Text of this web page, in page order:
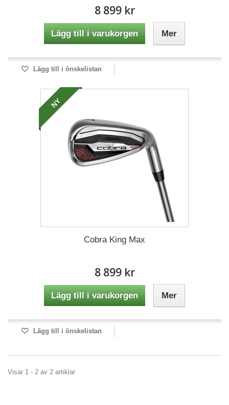
8 899 kr
Lägg till i varukorgen Mer
Lägg till i önskelistan
NY
Cobra King Max
8 899 kr
Lägg till i varukorgen Mer
Lägg till i önskelistan
Visar 1 - 2 av 2 artiklar